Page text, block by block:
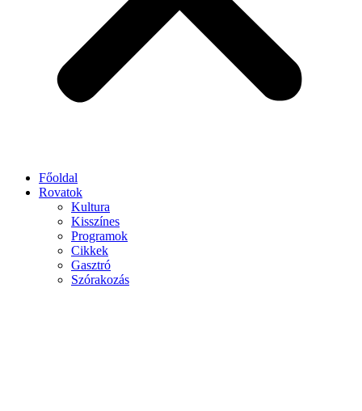
Főoldal
Rovatok
Kultura
Kisszínes
Programok
Cikkek
Gasztró
Szórakozás